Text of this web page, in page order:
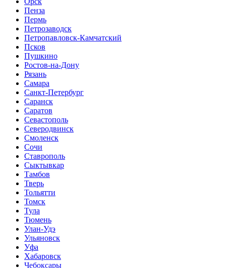
Пенза
Пермь
Петрозаводск
Петропавловск-Камчатский
Псков
Пушкино
Ростов-на-Дону
Рязань
Самара
Санкт-Петербург
Саранск
Саратов
Севастополь
Северодвинск
Смоленск
Сочи
Ставрополь
Сыктывкар
Тамбов
Тверь
Тольятти
Томск
Тула
Тюмень
Улан-Удэ
Ульяновск
Уфа
Хабаровск
Чебоксары